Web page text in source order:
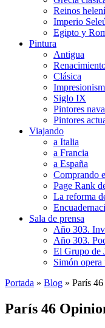
Reinos
Imperio
Egipto y
Pintura
Antigua
Clásica
Siglo IX
Pintores
Pintores
Viajando
a Italia
a Francia
a España
Comprando
Page Rank
La reforma
Sala de prensa
Año 303.
Año 303.
El Grupo de
Simón opera
Portada » Blog » París
París 46